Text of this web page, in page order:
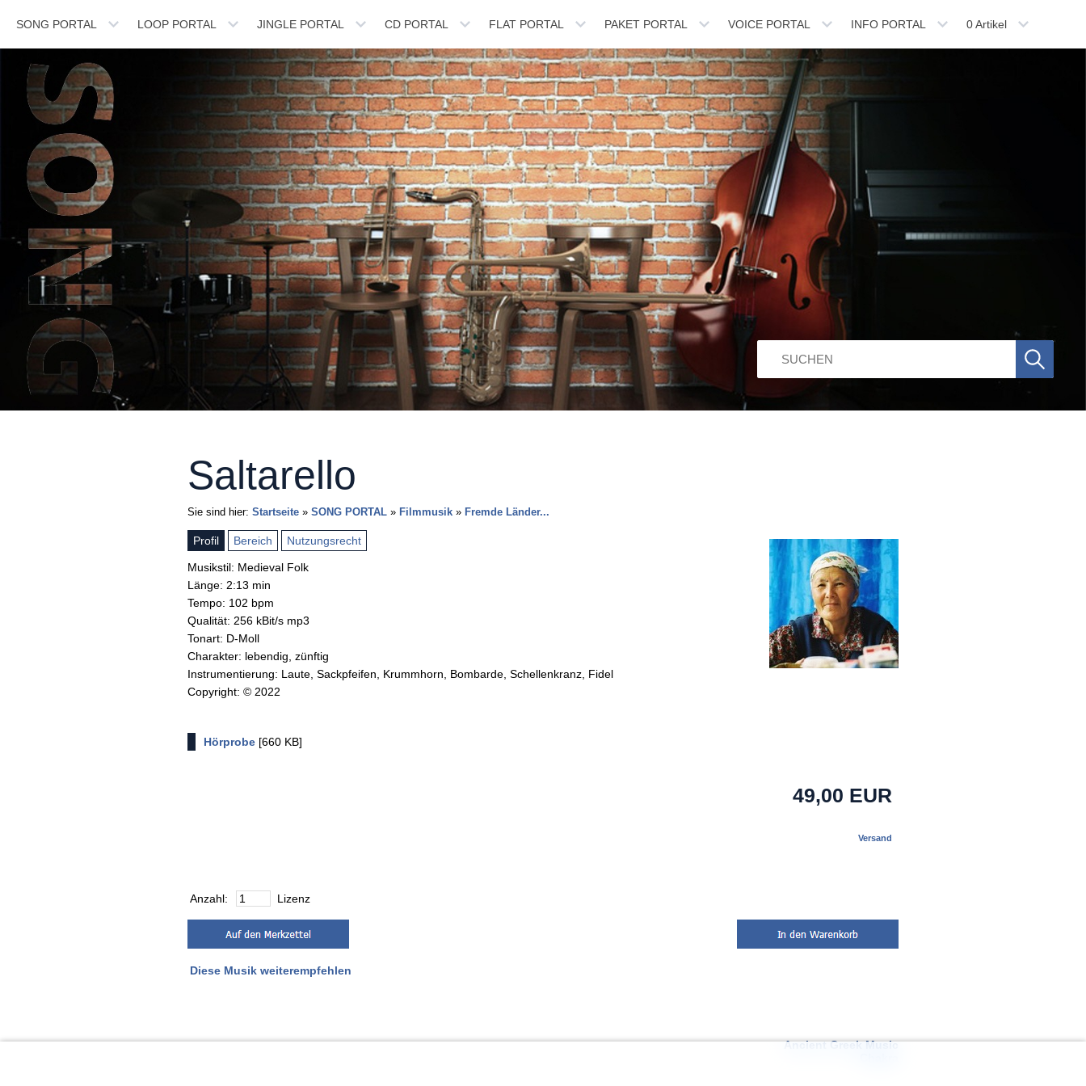
SONG PORTAL LOOP PORTAL JINGLE PORTAL CD PORTAL FLAT PORTAL PAKET PORTAL VOICE PORTAL INFO PORTAL 0Artikel
Saltarello
Sie sind hier: Startseite » SONG PORTAL » Filmmusik » Fremde Länder...
Profil Bereich Nutzungsrecht
Musikstil: Medieval Folk
Länge: 2:13 min
Tempo: 102 bpm
Qualität: 256 kBit/s mp3
Tonart: D-Moll
Charakter: lebendig, zünftig
Instrumentierung: Laute, Sackpfeifen, Krummhorn, Bombarde, Schellenkranz, Fidel
Copyright: © 2022
Hörprobe [660 KB]
49,00 EUR
Versand
Anzahl: Lizenz
Diese Musik weiterempfehlen
Ancient Greek Music